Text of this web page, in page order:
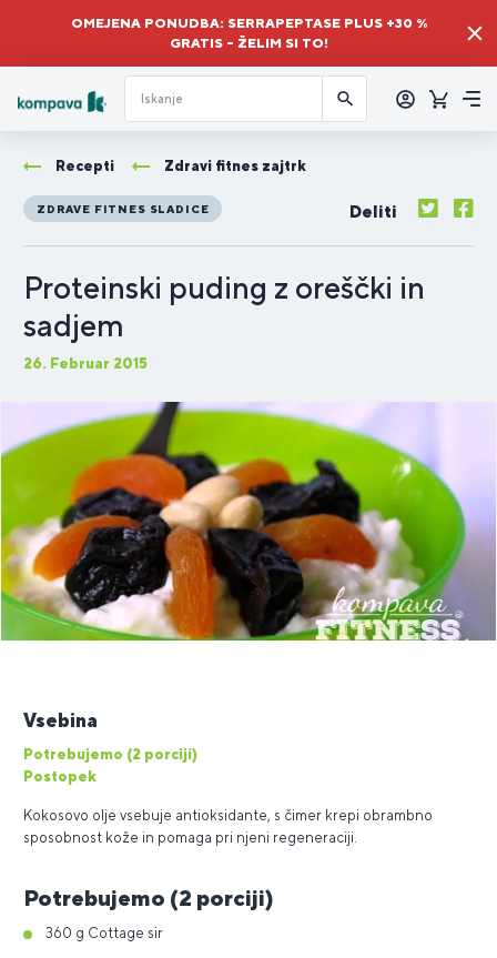
OMEJENA PONUDBA: SERRAPEPTASE PLUS +30 %
GRATIS – ŽELIM SI TO!
Recepti Zdravi fitnes zajtrk
ZDRAVE FITNES SLADICE Deliti
Proteinski puding z oreščki in
sadjem
26. Februar 2015
Vsebina
Potrebujemo (2 porciji)
Postopek
Kokosovo olje vsebuje antioksidante, s čimer krepi obrambno
sposobnost kože in pomaga pri njeni regeneraciji.
Potrebujemo (2 porciji)
360 g Cottage sir